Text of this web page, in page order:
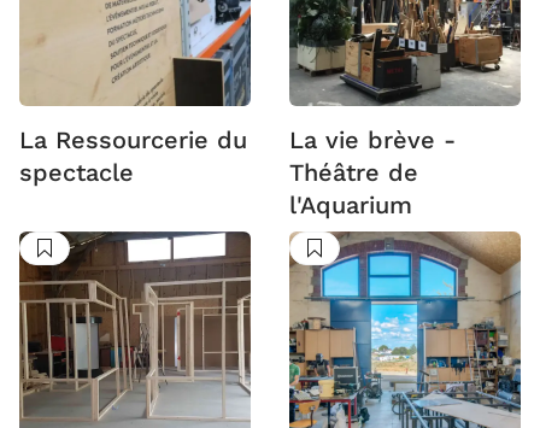
La Ressourcerie du
spectacle
La vie brève -
Théâtre de
l'Aquarium
Suivre Suivre